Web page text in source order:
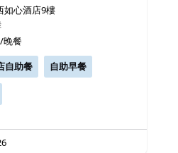
如心酒店9樓
晚餐
自助餐 自助早餐